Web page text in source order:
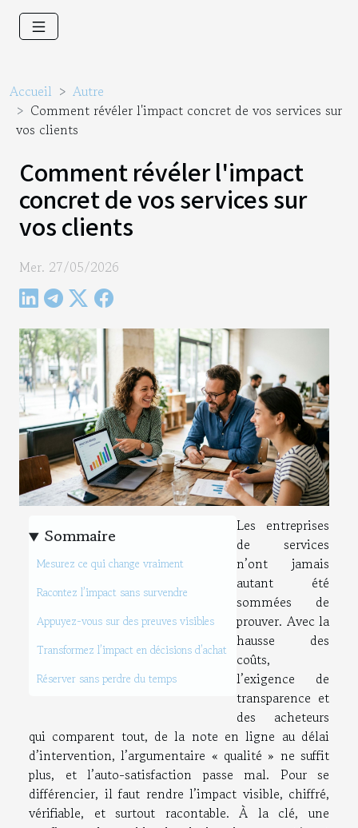
Accueil
Autre
Comment révéler l'impact concret de vos services sur
vos clients
Comment révéler l'impact
concret de vos services sur
vos clients
Mer. 27/05/2026
Sommaire
Mesurez ce qui change vraiment
Racontez l’impact sans survendre
Appuyez-vous sur des preuves visibles
Transformez l’impact en décisions d’achat
Réserver sans perdre du temps
Les entreprises
de services
n’ont jamais
autant été
sommées de
prouver. Avec la
hausse des
coûts,
l’exigence de
transparence et
des acheteurs
qui comparent tout, de la note en ligne au délai
d’intervention, l’argumentaire « qualité » ne suffit
plus, et l’auto-satisfaction passe mal. Pour se
différencier, il faut rendre l’impact visible, chiffré,
vérifiable, et surtout racontable. À la clé, une